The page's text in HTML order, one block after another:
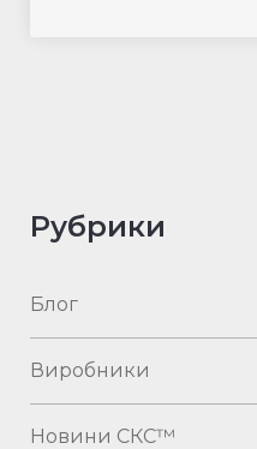
Рубрики
Блог
Виробники
Новини СКС™